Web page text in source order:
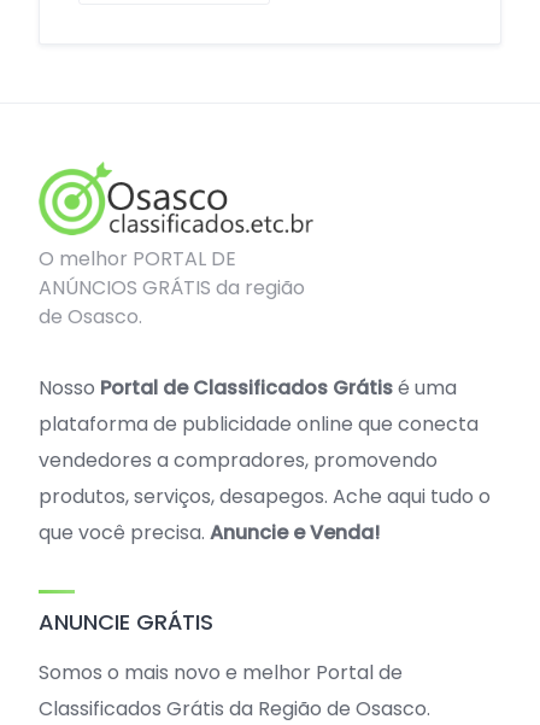
O melhor PORTAL DE
ANÚNCIOS GRÁTIS da região
de Osasco.
Nosso Portal de Classificados Grátisé uma
plataforma de publicidade online que conecta
vendedores a compradores, promovendo
produtos, serviços, desapegos. Ache aqui tudo o
que você precisa. Anuncie e Venda!
ANUNCIE GRÁTIS
Somos o mais novo e melhor Portal de
Classificados Grátis da Região de Osasco.